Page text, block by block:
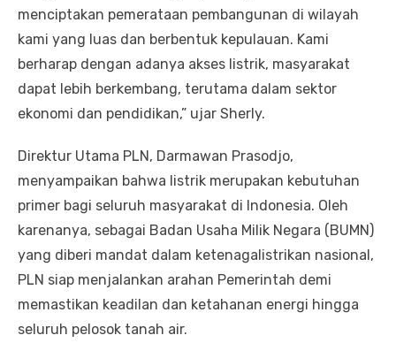
menciptakan pemerataan pembangunan di wilayah
kami yang luas dan berbentuk kepulauan. Kami
berharap dengan adanya akses listrik, masyarakat
dapat lebih berkembang, terutama dalam sektor
ekonomi dan pendidikan,” ujar Sherly.
Direktur Utama PLN, Darmawan Prasodjo,
menyampaikan bahwa listrik merupakan kebutuhan
primer bagi seluruh masyarakat di Indonesia. Oleh
karenanya, sebagai Badan Usaha Milik Negara (BUMN)
yang diberi mandat dalam ketenagalistrikan nasional,
PLN siap menjalankan arahan Pemerintah demi
memastikan keadilan dan ketahanan energi hingga
seluruh pelosok tanah air.